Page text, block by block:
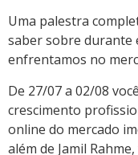
Uma palestra
saber sobre durante
enfrentamos no
De 27/07 a 02/08
crescimento
online do mercado
além de Jamil